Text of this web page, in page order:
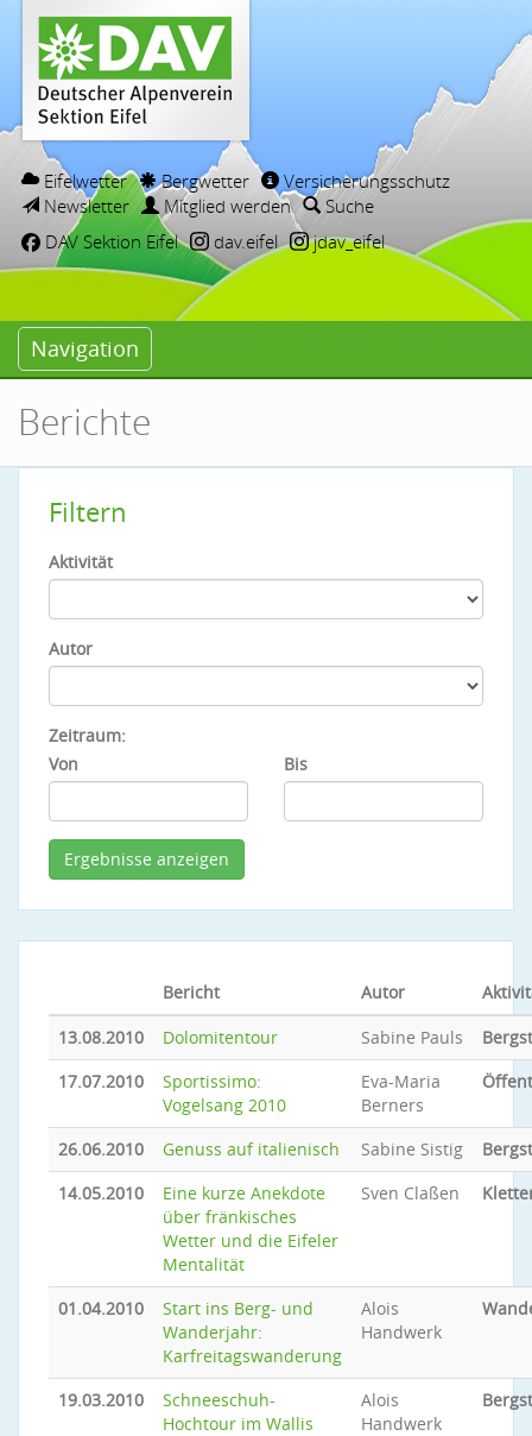
Eifelwetter Bergwetter
Versicherungsschutz
Newsletter
Mitglied werden
Suche
DAV Sektion Eifel
dav.eifel jdav_eifel
Navigation
Berichte
Filtern
Aktivität
Autor
Zeitraum:
Von
Bis
Bericht Autor
13.08.2010
Dolomitentour Sabine Pauls
17.07.2010
Sportissimo:
Vogelsang 2010
Eva-Maria
Berners
26.06.2010 Genuss auf italienisch Sabine Sistig
14.05.2010
Eine kurze Anekdote
über fränkisches
Wetter und die Eifeler
Mentalität
Sven Claßen
01.04.2010
Start ins Berg- und
Wanderjahr:
Karfreitagswanderung
Alois
Handwerk
19.03.2010
Schneeschuh-
Hochtour im Wallis
Alois
Handwerk